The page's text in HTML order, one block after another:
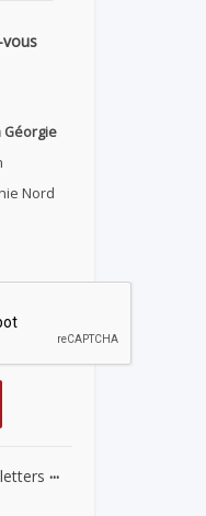
Géorgie
Nord
...